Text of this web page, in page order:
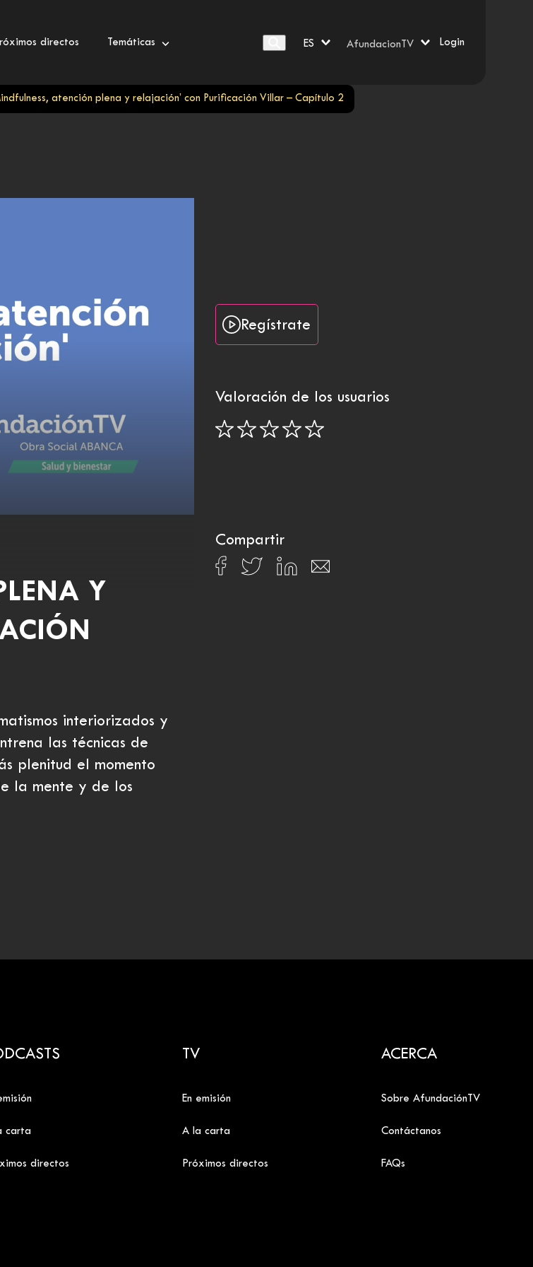
directos Temáticas ES AfundacionTV Login
atención plena y relajación’ con Purificación Villar – Capítulo 2
Y
interiorizados y
las técnicas de
plenitud el momento
la mente y de los
Regístrate
Valoración de los usuarios
Compartir
carta
directos
TV
En emisión
A la carta
Próximos directos
ACERCA
Sobre AfundaciónTV
Contáctanos
FAQs